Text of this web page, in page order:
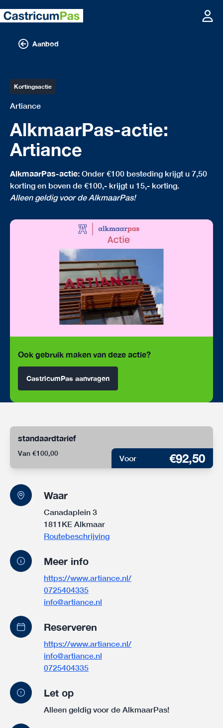
Aanbod
Kortingsactie
Artiance
AlkmaarPas-actie:
Artiance
AlkmaarPas-actie: Onder €100 besteding krijgt u 7,50
korting en boven de €100,- krijgt u 15,- korting.
Alleen geldig voor de AlkmaarPas!
Ook gebruik maken van deze actie?
CastricumPas aanvragen
standaardtarief
Van €100,00
Voor €92,50
Waar
Canadaplein 3
1811KE Alkmaar
Routebeschrijving
Meer info
https://www.artiance.nl/
0725404335
info@artiance.nl
Reserveren
https://www.artiance.nl/
info@artiance.nl
0725404335
Let op
Alleen geldig voor de AlkmaarPas!